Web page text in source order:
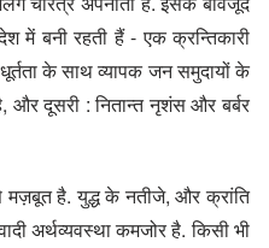
में बनी रहती हैं - एक क्रन्तिकारी
के साथ व्यापक जन समुदायों के
और दूसरी : नितान्त नृशंस और बर्बर
मज़बूत है. युद्ध के नतीजे, और क्रांति
अर्थव्यवस्था कमजोर है. किसी भी